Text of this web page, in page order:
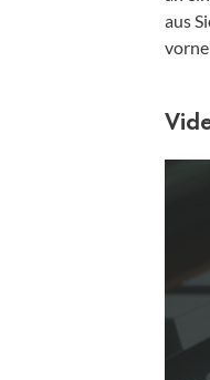
aus